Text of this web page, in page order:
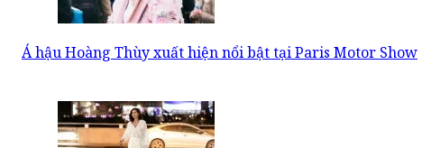
Á hậu Hoàng Thùy xuất hiện nổi bật tại Paris Motor Show